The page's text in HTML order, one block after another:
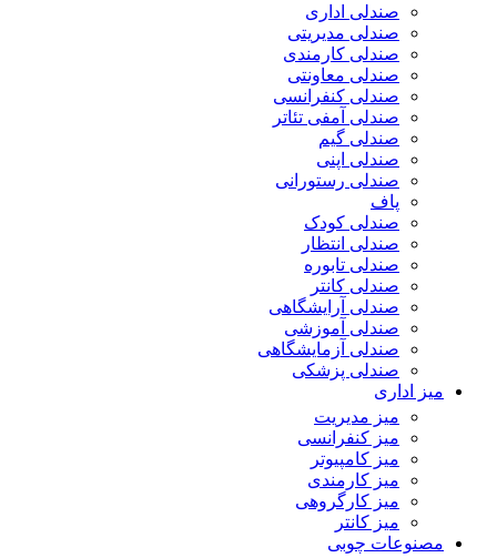
صندلی اداری
صندلی مدیریتی
صندلی کارمندی
صندلی معاونتی
صندلی کنفرانسی
صندلی آمفی تئاتر
صندلی گیم
صندلی اپنی
صندلی رستورانی
پاف
صندلی کودک
صندلی انتظار
صندلی تابوره
صندلی کانتر
صندلی آرایشگاهی
صندلی آموزشی
صندلی آزمایشگاهی
صندلی پزشکی
میز اداری
میز مدیریت
میز کنفرانسی
میز کامپیوتر
میز کارمندی
میز کارگروهی
میز کانتر
مصنوعات چوبی